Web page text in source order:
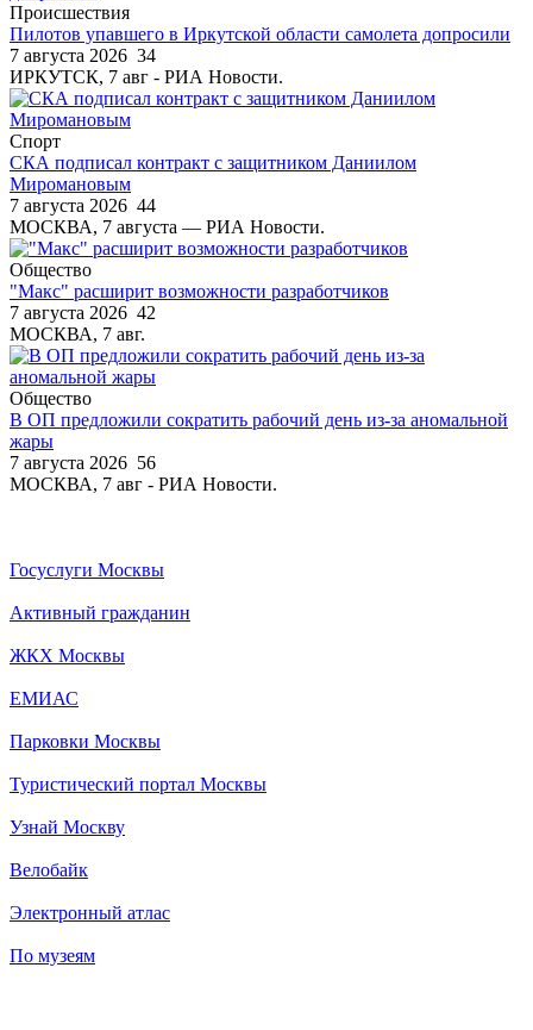
Происшествия
Пилотов упавшего в Иркутской области самолета допросили
7 августа 2026 34
ИРКУТСК, 7 авг - РИА Новости.
Спорт
СКА подписал контракт с защитником Даниилом
Миромановым
7 августа 2026 44
МОСКВА, 7 августа — РИА Новости.
Общество
"Макс" расширит возможности разработчиков
7 августа 2026 42
МОСКВА, 7 авг.
Общество
В ОП предложили сократить рабочий день из-за аномальной
жары
7 августа 2026 56
МОСКВА, 7 авг - РИА Новости.
Госуслуги Москвы
Активный гражданин
ЖКХ Москвы
ЕМИАС
Парковки Москвы
Туристический портал Москвы
Узнай Москву
Велобайк
Электронный атлас
По музеям